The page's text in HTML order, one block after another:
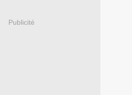
Publicité